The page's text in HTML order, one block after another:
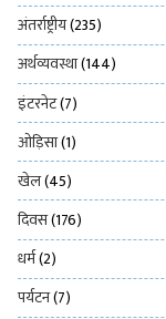
अंतर्राष्ट्रीय(235)
अर्थव्यवस्था(144)
इंटरनेट(7)
ओड़िसा(1)
खेल(45)
दिवस(176)
धर्म(2)
पर्यटन(7)